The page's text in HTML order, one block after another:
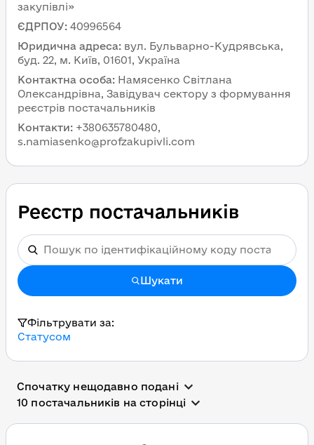
закупівлі»
ЄДРПОУ: 40996564
Юридична адреса: вул. Бульварно-Кудрявська,
буд. 22, м. Київ, 01601, Україна
Контактна особа: Намясенко Світлана
Олександрівна, Завідувач сектору з формування
реєстрів постачальників
Контакти: +380635780480,
s.namiasenko@profzakupivli.com
Реєстр постачальників
Шукати
Фільтрувати за:
Статусом
Спочатку нещодавно подані
10 постачальників на сторінці